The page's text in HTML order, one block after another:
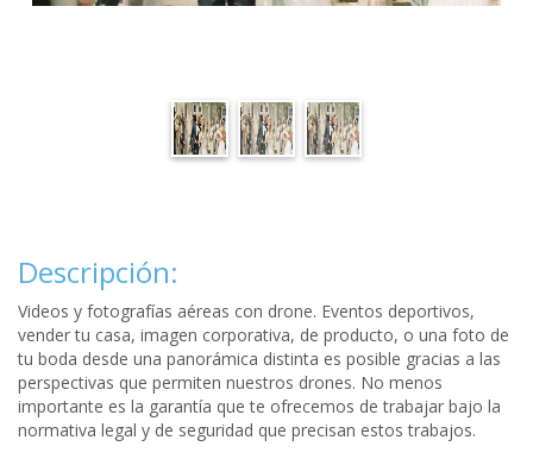
Descripción:
Videos y fotografías aéreas con drone. Eventos deportivos,
vender tu casa, imagen corporativa, de producto, o una foto de
tu boda desde una panorámica distinta es posible gracias a las
perspectivas que permiten nuestros drones. No menos
importante es la garantía que te ofrecemos de trabajar bajo la
normativa legal y de seguridad que precisan estos trabajos.